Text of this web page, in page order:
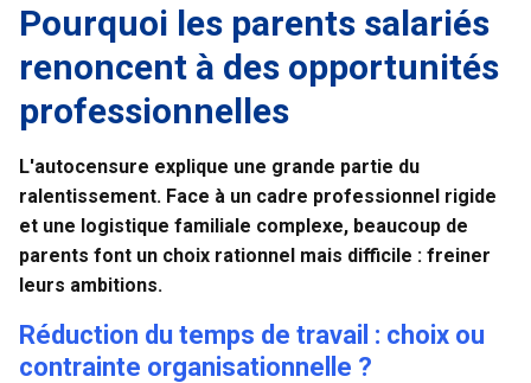
Pourquoi les parents salariés
renoncent à des opportunités
professionnelles
L'autocensure explique une grande partie du
ralentissement. Face à un cadre professionnel rigide
et une logistique familiale complexe, beaucoup de
parents font un choix rationnel mais difficile : freiner
leurs ambitions.
Réduction du temps de travail : choix ou
contrainte organisationnelle ?